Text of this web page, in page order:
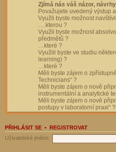
Zjímá nás váš názor,
Považujete uvedený výstup
Využli byste možnost
….kterou ?
Využli byste možnost
předmětů ?
…které ?
Využili byste ve studiu
learning) ?
…které ?
Měli byste zájem o
Technicians“ ?
Měli byste zájem o nově
instrumentální a analytické
Měli byste zájem o nově
postupy v laboratorní praxi“ ?
PŘIHLÁSIT SE • REGISTROVAT
Uživatelské jméno: